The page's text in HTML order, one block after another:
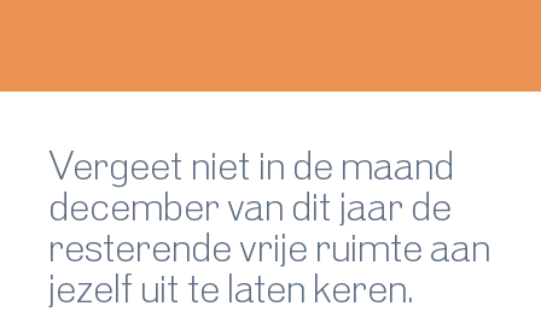
Vergeet niet in de maand
december van dit jaar de
resterende vrije ruimte aan
jezelf uit te laten keren.